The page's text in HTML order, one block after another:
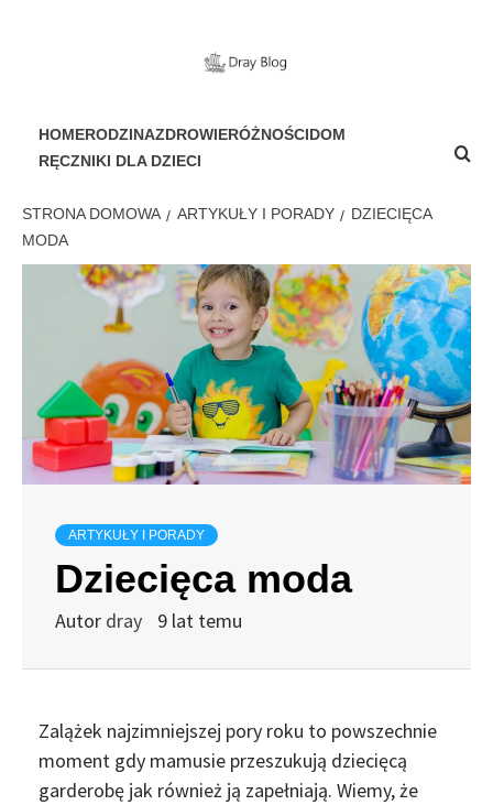
HOMERODZINAZDROWIERÓŻNOŚCIDOM
RĘCZNIKI DLA DZIECI
STRONA DOMOWA ARTYKUŁY I PORADY
DZIECIĘCA
MODA
ARTYKUŁY I PORADY
Dziecięca moda
Autor dray 9 lat temu
Zalążek najzimniejszej pory roku to powszechnie
moment gdy mamusie przeszukują dziecięcą
garderobę jak również ją zapełniają. Wiemy, że